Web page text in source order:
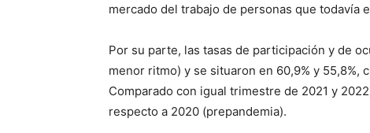
mercado del trabajo de personas que todavía
Por su parte, las tasas de participación y de
menor ritmo) y se situaron en 60,9% y 55,8%,
Comparado con igual trimestre de 2021 y
respecto a 2020 (prepandemia).